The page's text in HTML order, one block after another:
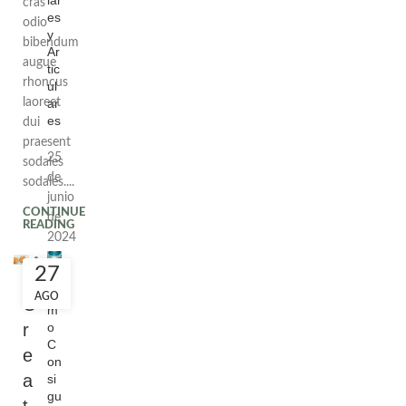
cras
odio
bibendum
augue
rhoncus
laoreet
dui
praesent
sodales
sodales....
CONTINUE
READING
27
AGO
C
r
e
a
es
y
Ar
tic
ul
ar
es
25
de
junio
de
2024
C
ó
m
o
C
on
si
gu